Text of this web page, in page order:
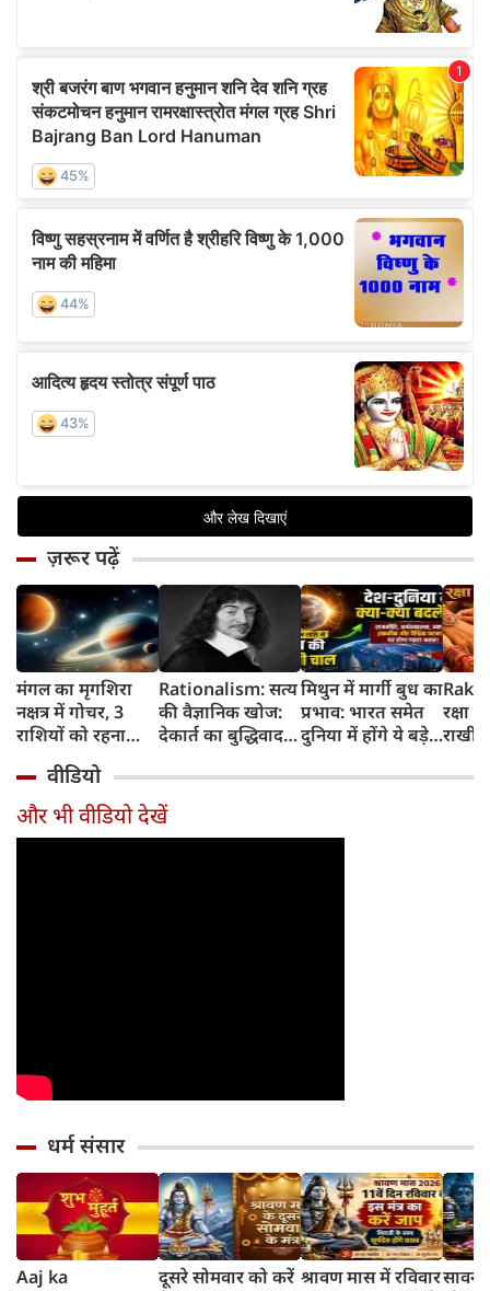
ज़रूर पढ़ें
मंगल का मृगशिरा
नक्षत्र में गोचर, 3
राशियों को रहना
सावधान
Rationalism: सत्य
की वैज्ञानिक खोज:
देकार्त का बुद्धिवाद
का जन्म
मिथुन में मार्गी बुध का
प्रभाव: भारत समेत
दुनिया में होंगे ये बड़े
रक्षा
राखी
वीडियो
और भी वीडियो देखें
धर्म संसार
Aaj ka
दूसरे सोमवार को करें श्रावण मास में रविवारसावन